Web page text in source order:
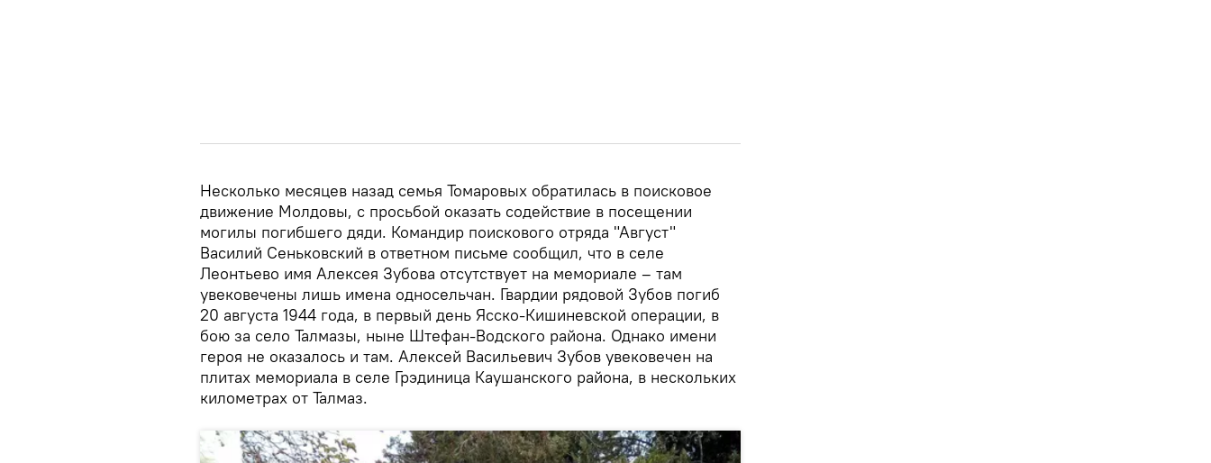
Несколько месяцев назад семья Томаровых обратилась в поисковое
движение Молдовы, с просьбой оказать содействие в посещении
могилы погибшего дяди. Командир поискового отряда "Август"
Василий Сеньковский в ответном письме сообщил, что в селе
Леонтьево имя Алексея Зубова отсутствует на мемориале – там
увековечены лишь имена односельчан. Гвардии рядовой Зубов погиб
20 августа 1944 года, в первый день Ясско-Кишиневской операции, в
бою за село Талмазы, ныне Штефан-Водского района. Однако имени
героя не оказалось и там. Алексей Васильевич Зубов увековечен на
плитах мемориала в селе Грэдиница Каушанского района, в нескольких
километрах от Талмаз.